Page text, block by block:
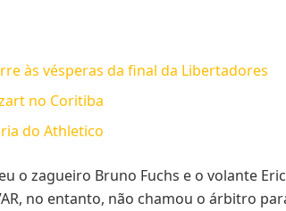
às vésperas da final da Libertadores
no Coritiba
do Athletico
o zagueiro Bruno Fuchs e o volante
no entanto, não chamou o árbitro